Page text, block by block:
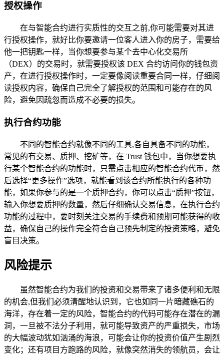
授权操作
在与智能合约进行实质性的交互之前,你可能需要对其进
行授权操作，就好比你要邀请一位客人进入你的房子，需要给
他一把钥匙一样，当你想要参与某个去中心化交易所
（DEX）的交易时，就需要授权该 DEX 合约访问你的钱包资
产，在进行授权操作时，一定要像阅读重要合同一样，仔细阅
读授权内容，确保自己完全了解授权的范围和可能存在的风
险，避免因疏忽而造成不必要的损失。
执行合约功能
不同的智能合约就像不同的工具,各自具备不同的功能，
常见的有交易、质押、挖矿等，在 Trust 钱包中，当你想要执
行某个智能合约的功能时，只需点击相应的智能合约代币，然
后选择“更多操作”选项，就能看到该合约所能执行的各种功
能，如果你参与的是一个质押合约，你可以点击“质押”按钮，
输入你想要质押的数量，然后仔细确认交易信息，在执行合约
功能的过程中，要时刻关注交易的手续费和预期可能获得的收
益，确保自己的操作完全符合自己预先制定的投资策略，避免
盲目决策。
风险提示
虽然智能合约为我们的投资和交易带来了诸多便利和无限
的机会,但我们必须清醒地认识到，它也如同一片暗藏礁石的
海洋，存在着一定的风险，智能合约的代码可能存在潜在的漏
洞，一旦被不法分子利用，就可能导致资产的严重损失，市场
的大幅波动犹如汹涌的海浪，可能会让你的投资价值产生剧烈
变化；还有项目方跑路的风险，就像突然消失的领航员，会让